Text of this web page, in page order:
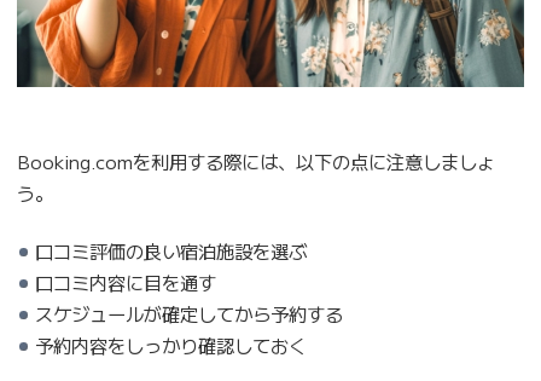
Booking.comを利用する際には、以下の点に注意しましょ
う。
口コミ評価の良い宿泊施設を選ぶ
口コミ内容に目を通す
スケジュールが確定してから予約する
予約内容をしっかり確認しておく